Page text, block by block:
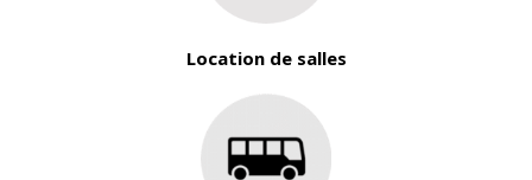
Location de salles